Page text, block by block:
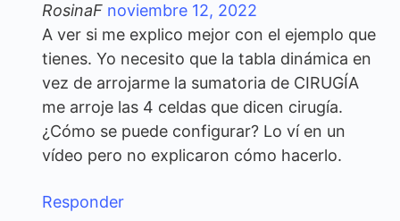
RosinaF noviembre 12, 2022
A ver si me explico mejor con el ejemplo que
tienes. Yo necesito que la tabla dinámica en
vez de arrojarme la sumatoria de CIRUGÍA
me arroje las 4 celdas que dicen cirugía.
¿Cómo se puede configurar? Lo ví en un
vídeo pero no explicaron cómo hacerlo.
Responder